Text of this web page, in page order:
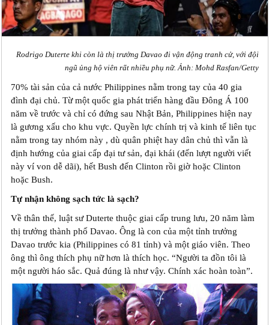
Rodrigo Duterte khi còn là thị trưởng Davao đi vận động tranh cử, với đội
ngũ ủng hộ viên rất nhiều phụ nữ. Ảnh: Mohd Rasfan/Getty
70% tài sản của cả nước Philippines nằm trong tay của 40 gia
đình đại chủ. Từ một quốc gia phát triển hàng đầu Đông Á 100
năm về trước và chỉ có đứng sau Nhật Bản, Philippines hiện nay
là gương xấu cho khu vực. Quyền lực chính trị và kinh tế liên tục
nằm trong tay nhóm này , dù quân phiệt hay dân chủ thì vẫn là
định hướng của giai cấp đại tư sản, đại khái (đến lượt người viết
này ví von dễ dãi), hết Bush đến Clinton rồi giờ hoặc Clinton
hoặc Bush.
Tự nhận không sạch tức là sạch?
Về thân thế, luật sư Duterte thuộc giai cấp trung lưu, 20 năm làm
thị trưởng thành phố Davao. Ông là con của một tỉnh trưởng
Davao trước kia (Philippines có 81 tỉnh) và một giáo viên. Theo
ông thì ông thích phụ nữ hơn là thích học. “Người ta đồn tôi là
một người háo sắc. Quả đúng là như vậy. Chính xác hoàn toàn”.